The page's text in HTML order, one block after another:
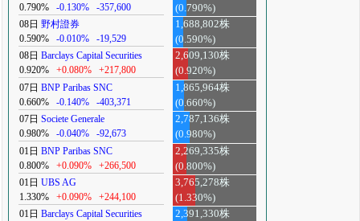
0.790%
-0.130% -357,600
(0.790%)
08日 野村證券
0.590%
-0.010% -19,529
1,688,802株
(0.590%)
08日 Barclays Capital Securities
0.920%
+0.080% +217,800
2,609,130株
(0.920%)
07日 BNP Paribas SNC
0.660%
-0.140% -403,371
1,865,964株
(0.660%)
07日 Societe Generale
0.980%
-0.040% -92,673
2,787,136株
(0.980%)
01日 BNP Paribas SNC
0.800%
+0.090% +266,500
2,269,335株
(0.800%)
01日 UBS AG
1.330%
+0.090% +244,100
3,765,278株
(1.330%)
01日 Barclays Capital Securities
2,391,330株